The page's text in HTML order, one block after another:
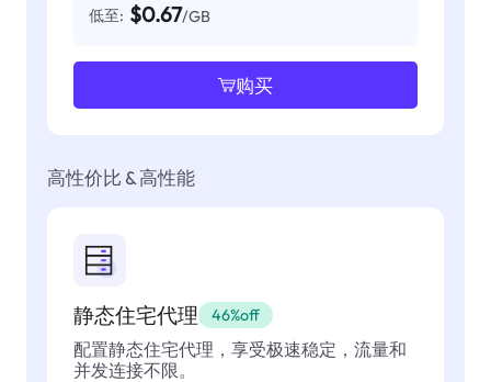
低至: $0.67/GB
购买
高性价比 & 高性能
静态住宅代理 46%off
配置静态住宅代理，享受极速稳定，流量和
并发连接不限。